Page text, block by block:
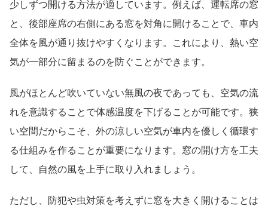
少しずつ開ける方法が適しています。例えば、運転席の窓
と、後部座席の右側にある窓を対角に開けることで、車内
全体を風が通り抜けやすくなります。これにより、熱い空
気が一部分に留まるのを防ぐことができます。
風がほとんど吹いていない無風の夜であっても、空気の流
れを意識することで体感温度を下げることが可能です。狭
い空間だからこそ、外の涼しい空気が車内を優しく循環す
る仕組みを作ることが重要になります。窓の開け方を工夫
して、自然の風を上手に取り入れましょう。
ただし、防犯や虫対策を考えずに窓を大きく開けることは